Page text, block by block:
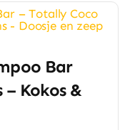
Bar
Kokos &